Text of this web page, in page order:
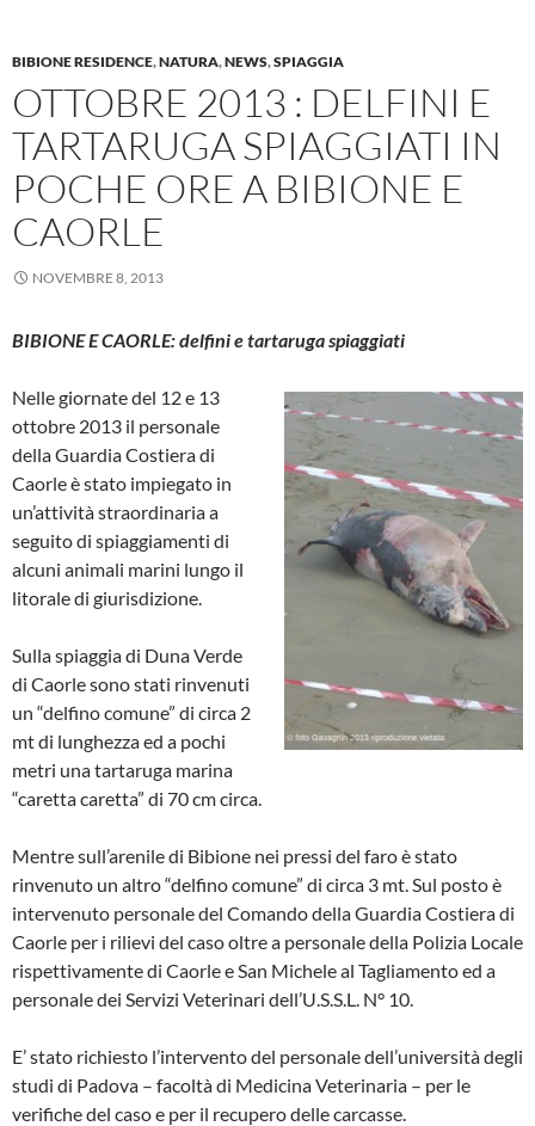
BIBIONE RESIDENCE,NATURA,NEWS,SPIAGGIA
OTTOBRE 2013 : DELFINI E
TARTARUGA SPIAGGIATI IN
POCHE ORE A BIBIONE E
CAORLE
NOVEMBRE 8, 2013
BIBIONE E CAORLE: delfini e tartaruga spiaggiati
Nelle giornate del 12 e 13
ottobre 2013 il personale
della Guardia Costiera di
Caorle è stato impiegato in
un’attività straordinaria a
seguito di spiaggiamenti di
alcuni animali marini lungo il
litorale di giurisdizione.
Sulla spiaggia di Duna Verde
di Caorle sono stati rinvenuti
un “delfino comune” di circa 2
mt di lunghezza ed a pochi
metri una tartaruga marina
“caretta caretta” di 70 cm circa.
Mentre sull’arenile di Bibione nei pressi del faro è stato
rinvenuto un altro “delfino comune” di circa 3 mt. Sul posto è
intervenuto personale del Comando della Guardia Costiera di
Caorle per i rilievi del caso oltre a personale della Polizia Locale
rispettivamente di Caorle e San Michele al Tagliamento ed a
personale dei Servizi Veterinari dell’U.S.S.L. N° 10.
E’ stato richiesto l’intervento del personale dell’università degli
studi di Padova – facoltà di Medicina Veterinaria – per le
verifiche del caso e per il recupero delle carcasse.